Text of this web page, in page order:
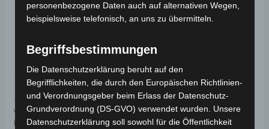
Kostenloser Versand
VS1
KENNZEICHENHALTERUNG
Kostenloser Versand
VS1 SITZ
personenbezogene Daten auch auf alternativen Wegen,
beispielsweise telefonisch, an uns zu übermitteln.
Begriffsbestimmungen
Die Datenschutzerklärung beruht auf den
Begrifflichkeiten, die durch den Europäischen Richtlinien-
und Verordnungsgeber beim Erlass der Datenschutz-
Grundverordnung (DS-GVO) verwendet wurden. Unsere
Datenschutzerklärung soll sowohl für die Öffentlichkeit